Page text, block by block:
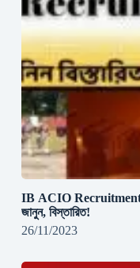
IB ACIO Recruitment
জানুন, বিস্তারিত!
26/11/2023